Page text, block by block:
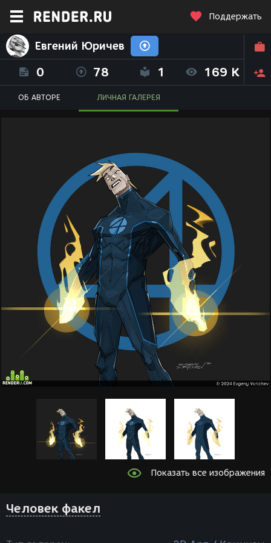
Поддержать
Евгений Юричев
0 78 1 169 K
ОБ АВТОРЕ ЛИЧНАЯ ГАЛЕРЕЯ
Показать все изображения
Человек факел